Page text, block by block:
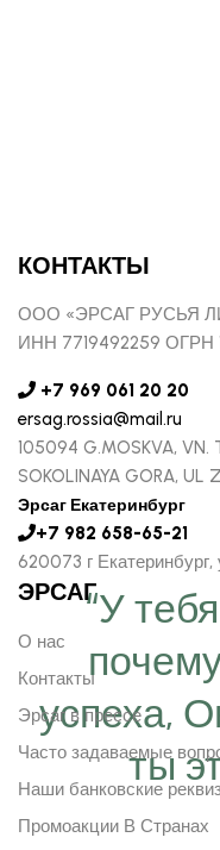
“У
успеха,
ты
КОНТАКТЫ
ООО «ЭРСАГ РУСЬЯ
ИНН 7719492259 ОГРН
+7 969 061 20 20
ersag.rossia@mail.ru
105094 G.MOSKVA, VN.
SOKOLINAYA GORA, UL
Эрсаг Екатеринбург
+7 982 658-65-21
620073 г
ЭРСАГ
О нас
Контакты
Эрсаг в прессе
Часто задаваемые
Наши банковские
Промоакции В Странах